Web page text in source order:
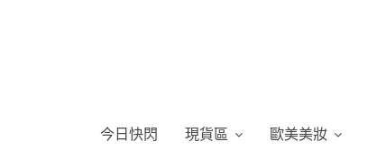
今日快閃 現貨區 歐美美妝